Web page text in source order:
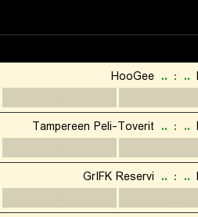
..
:
..
HooGee
..
:
..
Tampereen Peli-Toverit
..
:
..
GrIFK Reservi